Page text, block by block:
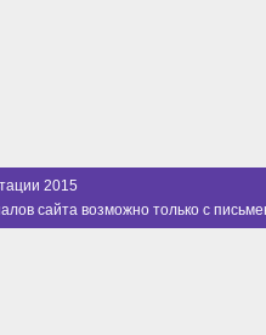
2015
сайта возможно только с